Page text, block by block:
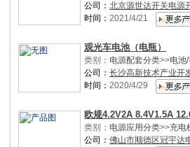
公司： 北京源世达开关电源
时间： 2021/4/21
观光车电池（电瓶）
类别： 电源配套分类>>电池
公司： 长沙高新技术产业开
时间： 2020/4/29
欧规4.2V2A 8.4V1.5A
类别： 电源应用分类>>充电
公司： 佛山市顺德区冠宇达